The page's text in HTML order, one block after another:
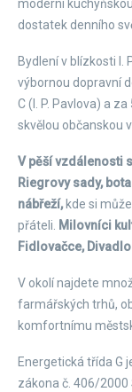
moderní
dostatek denního
Bydlení v blízkosti I.
výbornou dopravní
C (I. P. Pavlova) a
skvělou občanskou
V pěší vzdálenosti
Riegrovy sady,
nábřeží,kde si
přáteli.
Milovníci
Fidlovačce,
V okolí najdete
farmářských trhů,
komfortnímu
Energetická třída G
zákona č. 406/2000